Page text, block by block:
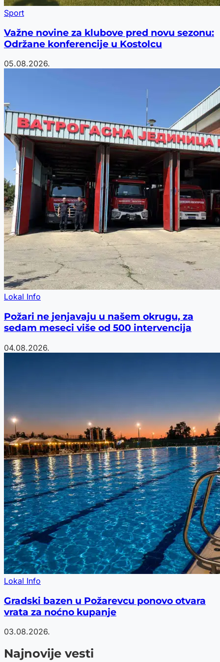
Sport
Važne novine za klubove pred novu sezonu:
Održane konferencije u Kostolcu
05.08.2026.
Lokal Info
Požari ne jenjavaju u našem okrugu, za
sedam meseci više od 500 intervencija
04.08.2026.
Lokal Info
Gradski bazen u Požarevcu ponovo otvara
vrata za noćno kupanje
03.08.2026.
Najnovije vesti